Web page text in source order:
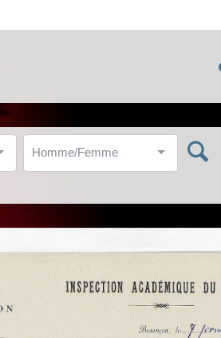
Homme/Femme